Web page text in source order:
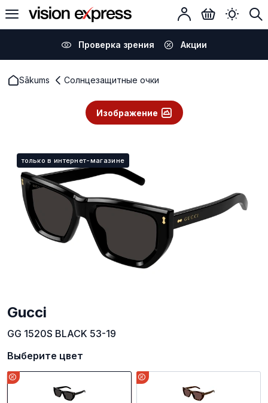
Проверка зрения Акции
Sākums Солнцезащитные очки
Изображение
только в интернет-магазине
Gucci
GG 1520S BLACK 53-19
Выберите цвет